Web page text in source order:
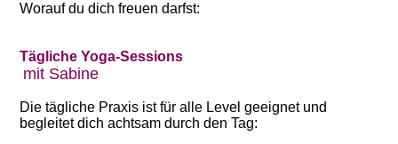
Worauf du dich freuen darfst:
Tägliche Yoga-Sessions
mit Sabine
Die tägliche Praxis ist für alle Level geeignet und
begleitet dich achtsam durch den Tag: